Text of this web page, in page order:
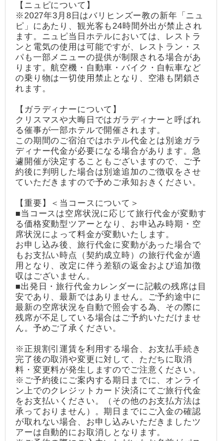
【ニュピについて】
※2027年3月8日はバリヒンズー教の新年「ニュ
ピ」にあたり、観光客も24時間外出が禁止され
ます。ニュピ当日ホテルにおいては、レストラ
ンと電気の使用は可能ですが、レストラン・ス
パも一部メニューの提供が制限される場合があ
ります。航空機・自動車・バイク・自転車など
の乗り物は一切使用禁止となり、空港も閉鎖さ
れます。
【ガラディナーについて】
クリスマスや大晦日ではガラディナーと呼ばれ
る催事が一部ホテルで開催されます。
この期間のご宿泊ではホテル代金とは別途ガラ
ディナー代金が必要になる場合があります。急
遽開催が決定することもございますので、ご予
約後に判明した場合は別途追加のご徴収をさせ
ていただきますので予めご承知おきください。
【重要】＜当コースについて＞
■当コースは空席状況に応じて旅行代金が変動す
る価格変動型ツアーとなり、お申込み時期・空
席状況によって料金が変動いたします。
お申し込み後、旅行代金に変動があった場合で
もお支払い時点（契約成立時）の旅行代金が適
用となり、改定に伴う差額の返金および追加徴
収はございません。
■出発日・旅行代金カレンダーに記載の残席は目
安であり、最新ではありません。ご予約途中に
最新の空席状況を自動で照会する為、その際に
残席が不足している場合はご予約いただけませ
ん。予めご了承ください。
※正規割引運賃を利用する場合、お支払手続き
完了後の取消や変更に対して、ただちに取消
料・変更料が発生しますのでご注意ください。
※ご予約後にご案内する期日までに、オンライ
ン上でのクレジットカード決済にてご旅行代金
をお支払いください。（その他のお支払方法は
承っておりません）。期日までにご入金の確認
が取れない場合、お申し込みいただきましたツ
アーは自動的にお取消しとなります。